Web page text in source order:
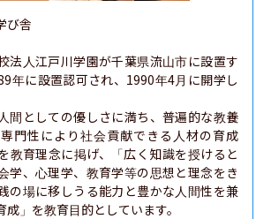
び舎
法人江戸川学園が千葉県流山市に設置す
年に設置認可され、1990年4月に開学し
間としての優しさに満ち、普遍的な教養
門性により社会貢献できる人材の育成
教育理念に掲げ、「広く知識を授けると
学、心理学、教育学等の思想と理念をき
の場に移しうる能力と豊かな人間性を兼
」を教育目的としています。